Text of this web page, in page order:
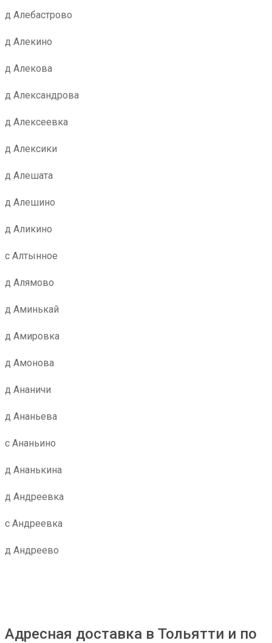
д Алебастрово
д Алекино
д Алекова
д Александрова
д Алексеевка
д Алексики
д Алешата
д Алешино
д Аликино
с Алтынное
д Алямово
д Аминькай
д Амировка
д Амонова
д Ананичи
д Ананьева
с Ананьино
д Ананькина
д Андреевка
с Андреевка
д Андреево
Адресная доставка в Тольятти и по